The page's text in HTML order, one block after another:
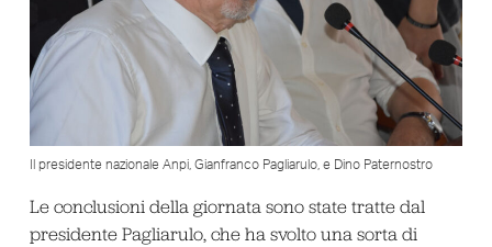
Il presidente nazionale Anpi, Gianfranco Pagliarulo, e Dino Paternostro
Le conclusioni della giornata sono state tratte dal
presidente Pagliarulo, che ha svolto una sorta di